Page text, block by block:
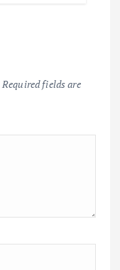
Required fields are